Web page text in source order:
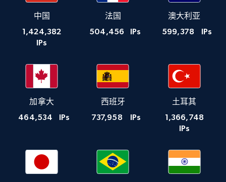
中国
1,424,382
IPs
法国
504,456 IPs
澳大利亚
599,378 IPs
加拿大
464,534 IPs
西班牙
737,958 IPs
土耳其
1,366,748
IPs